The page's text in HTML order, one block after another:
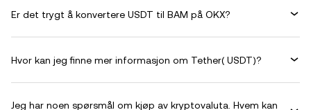
Er det trygt å konvertere USDT til BAM på OKX?
Hvor kan jeg finne mer informasjon om Tether( USDT)?
Jeg har noen spørsmål om kjøp av kryptovaluta. Hvem kan